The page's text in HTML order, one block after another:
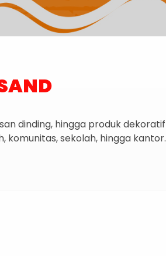
dinding, hingga produk dekoratif
sekolah, hingga kantor.